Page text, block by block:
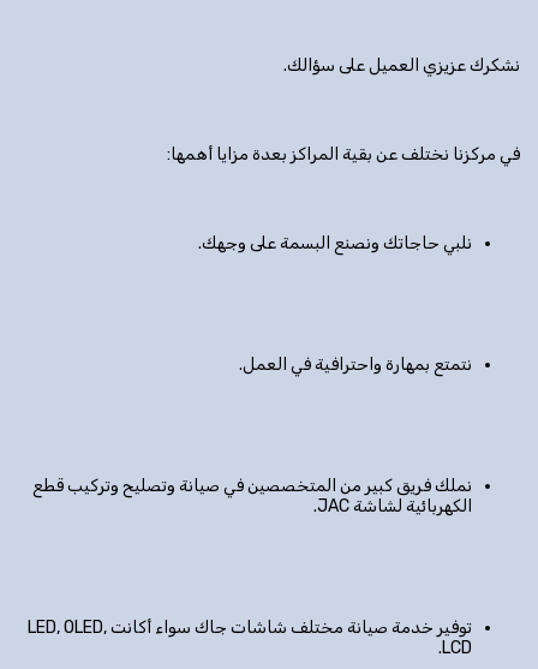
نشكرك عزيزي العميل على سؤالك.
في مركزنا نختلف عن بقية المراكز بعدة مزايا أهمها:
نلبي حاجاتك ونصنع البسمة على وجهك.
نتمتع بمهارة واحترافية في العمل.
نملك فريق كبير من المتخصصين في صيانة وتصليح وتركيب قطع
الكهربائية لشاشة JAC.
توفير خدمة صيانة مختلف شاشات جاك سواء أكانت LED, OLED,
LCD.